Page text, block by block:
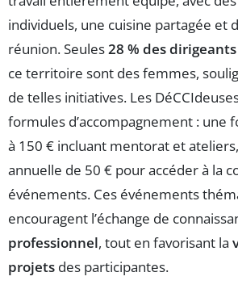
individuels, une cuisine partagée et
réunion. Seules28 % des
ce territoire sont des femmes,
de telles initiatives. Les
formules d’accompagnement : une
à 150 € incluant mentorat et
annuelle de 50 € pour accéder à la
événements. Ces événements
encouragent l’échange de
professionnel, tout en favorisant la
projets des participantes.